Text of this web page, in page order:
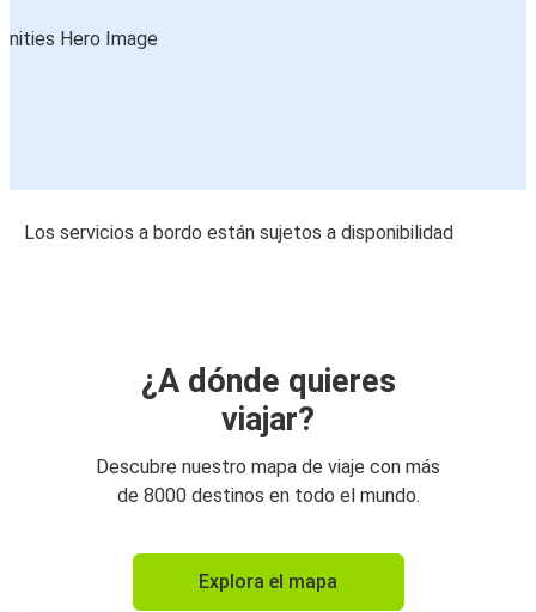
Los servicios a bordo están sujetos a disponibilidad
¿A dónde quieres
viajar?
Descubre nuestro mapa de viaje con más
de 8000 destinos en todo el mundo.
Explora el mapa